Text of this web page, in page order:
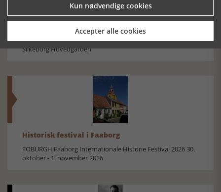
Den største samling af moselig i verden på Museum
Silkeborg Hovedgården
Historisk festival i Faaborg
FOBURGH Faaborg Internationale Historie Festival 2026 30.
oktober - 1. november 2026
Kun nødvendige cookies
Accepter alle cookies